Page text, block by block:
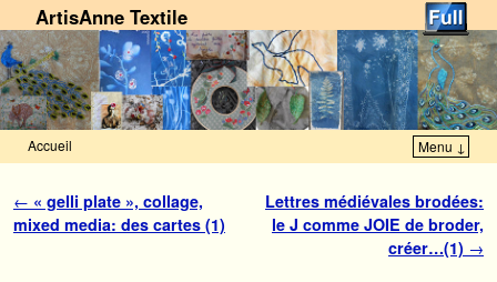
ArtisAnne Textile
Accueil Menu ↓
Navigation des articles
← « gelli plate », collage,
mixed media: des cartes (1)
Lettres médiévales brodées:
le J comme JOIE de broder,
créer…(1) →